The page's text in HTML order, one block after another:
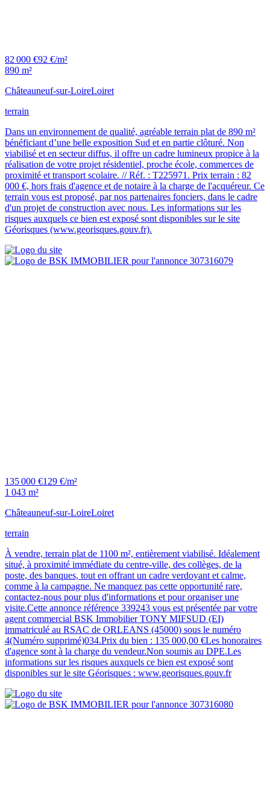
82 000 €92 €/m²
890 m²
Châteauneuf-sur-LoireLoiret
terrain
Dans un environnement de qualité, agréable terrain plat de 890 m²
bénéficiant d’une belle exposition Sud et en partie clôturé. Non
viabilisé et en secteur diffus, il offre un cadre lumineux propice à la
réalisation de votre projet résidentiel, proche école, commerces de
proximité et transport scolaire. // Réf. : T225971. Prix terrain : 82
000 €, hors frais d'agence et de notaire à la charge de l'acquéreur. Ce
terrain vous est proposé, par nos partenaires fonciers, dans le cadre
d'un projet de construction avec nous. Les informations sur les
risques auxquels ce bien est exposé sont disponibles sur le site
Géorisques (www.georisques.gouv.fr).
135 000 €129 €/m²
1 043 m²
Châteauneuf-sur-LoireLoiret
terrain
À vendre, terrain plat de 1100 m², entièrement viabilisé. Idéalement
situé, à proximité immédiate du centre-ville, des collèges, de la
poste, des banques, tout en offrant un cadre verdoyant et calme,
comme à la campagne. Ne manquez pas cette opportunité rare,
contactez-nous pour plus d'informations et pour organiser une
visite.Cette annonce référence 339243 vous est présentée par votre
agent commercial BSK Immobilier TONY MIFSUD (EI)
immatriculé au RSAC de ORLEANS (45000) sous le numéro
4(Numéro supprimé)034.Prix du bien : 135 000,00 €Les honoraires
d'agence sont à la charge du vendeur.Non soumis au DPE.Les
informations sur les risques auxquels ce bien est exposé sont
disponibles sur le site Géorisques : www.georisques.gouv.fr